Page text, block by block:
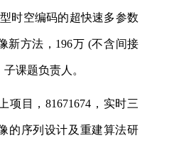
时空编码的超快速多参数
新方法， 196万 (不含间接
子课题负责人。
项目，81671674 ，实时三
的序列设计及重建算法研